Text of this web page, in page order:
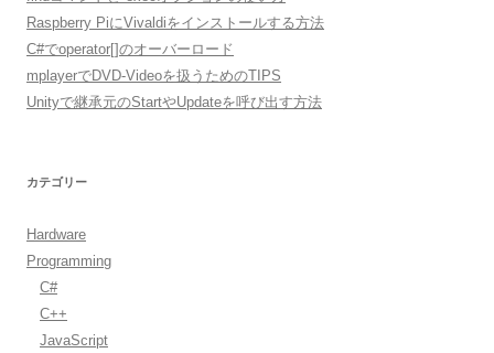
Raspberry PiにVivaldiをインストールする方法
C#でoperator[]のオーバーロード
mplayerでDVD-Videoを扱うためのTIPS
Unityで継承元のStartやUpdateを呼び出す方法
カテゴリー
Hardware
Programming
C#
C++
JavaScript